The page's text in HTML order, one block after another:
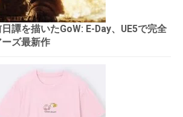
譚を描いたGoW: E-Day、UE5で完全
ズ最新作